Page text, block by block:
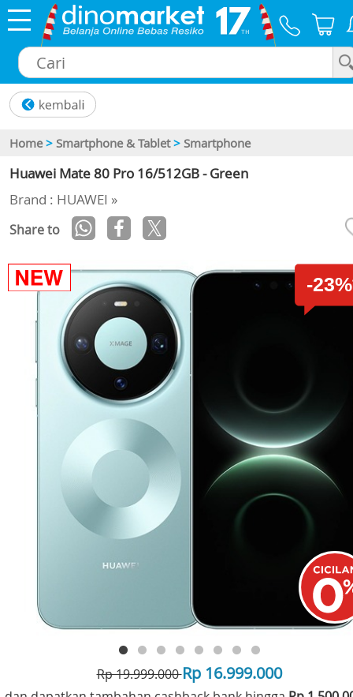
Home > Smartphone & Tablet > Smartphone
Huawei Mate 80 Pro 16/512GB - Green
Brand : HUAWEI »
Share to
-
Rp 19.999.000Rp 16.999.000